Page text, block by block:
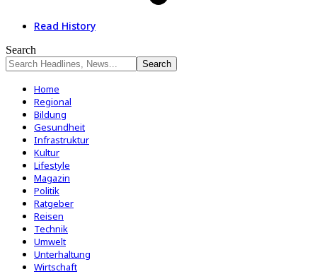
Read History
Search
Home
Regional
Bildung
Gesundheit
Infrastruktur
Kultur
Lifestyle
Magazin
Politik
Ratgeber
Reisen
Technik
Umwelt
Unterhaltung
Wirtschaft